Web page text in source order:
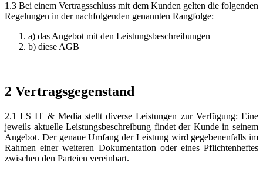
1.3 Bei einem Vertragsschluss mit dem Kunden gelten die folgenden
Regelungen in der nachfolgenden genannten Rangfolge:
a) das Angebot mit den Leistungsbeschreibungen
b) diese AGB
2 Vertragsgegenstand
2.1 LS IT & Media stellt diverse Leistungen zur Verfügung: Eine
jeweils aktuelle Leistungsbeschreibung findet der Kunde in seinem
Angebot. Der genaue Umfang der Leistung wird gegebenenfalls im
Rahmen einer weiteren Dokumentation oder eines Pflichtenheftes
zwischen den Parteien vereinbart.